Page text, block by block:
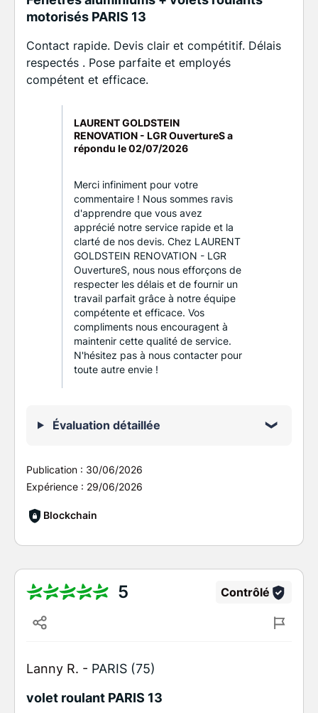
motorisés PARIS 13
Contact rapide. Devis clair et compétitif. Délais
respectés . Pose parfaite et employés
compétent et efficace.
LAURENT GOLDSTEIN
RENOVATION - LGR OuvertureS a
répondu le02/07/2026
Merci infiniment pour votre
commentaire ! Nous sommes ravis
d'apprendre que vous avez
apprécié notre service rapide et la
clarté de nos devis. Chez LAURENT
GOLDSTEIN RENOVATION - LGR
OuvertureS, nous nous efforçons de
respecter les délais et de fournir un
travail parfait grâce à notre équipe
compétente et efficace. Vos
compliments nous encouragent à
maintenir cette qualité de service.
N'hésitez pas à nous contacter pour
toute autre envie !
Évaluation détaillée
Publication : 30/06/2026
Expérience : 29/06/2026
Blockchain
5 Contrôlé
Lanny R. - PARIS (75)
volet roulant PARIS 13